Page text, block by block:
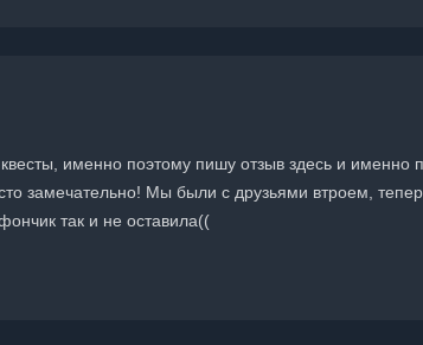
именно поэтому пишу отзыв здесь и
замечательно! Мы были с друзьями втроем,
так и не оставила((